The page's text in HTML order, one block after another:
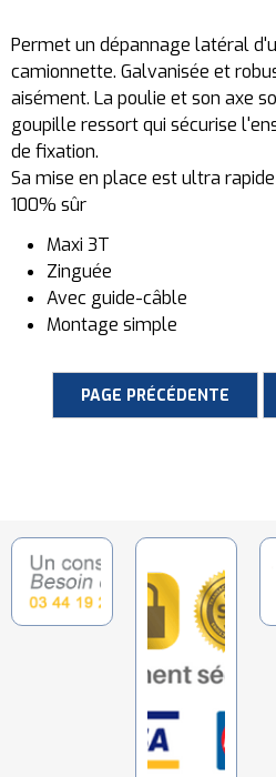
Permet un dépannage latéral
camionnette. Galvanisée et
aisément. La poulie et son axe
goupille ressort qui sécurise
de fixation.
Sa mise en place est ultra
100% sûr
Maxi 3T
Zinguée
Avec guide-câble
Montage simple